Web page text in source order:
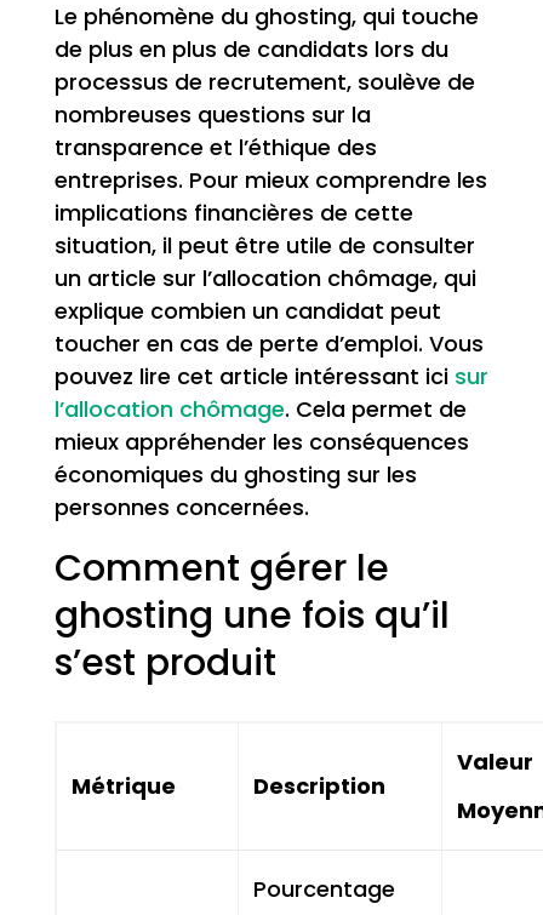
Le phénomène du ghosting, qui touche
de plus en plus de candidats lors du
processus de recrutement, soulève de
nombreuses questions sur la
transparence et l’éthique des
entreprises. Pour mieux comprendre les
implications financières de cette
situation, il peut être utile de consulter
un article sur l’allocation chômage, qui
explique combien un candidat peut
toucher en cas de perte d’emploi. Vous
pouvez lire cet article intéressant ici sur
l’allocation chômage. Cela permet de
mieux appréhender les conséquences
économiques du ghosting sur les
personnes concernées.
Comment gérer le
ghosting une fois qu’il
s’est produit
Métrique Description
Valeur
Pourcentage